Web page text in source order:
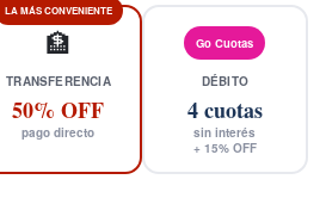
LA MÁS CONVENIENTE
🏦
TRANSFERENCIA
50% OFF
pago directo
Go Cuotas
DÉBITO
4cuotas
sin interés
+ 15% OFF